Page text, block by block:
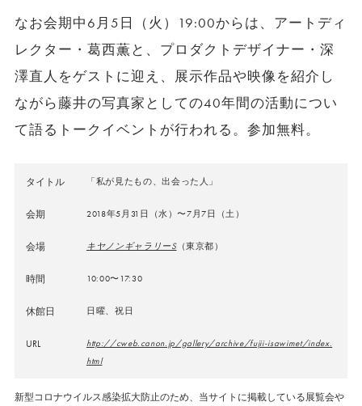
なお会期中6月5日（火）19:00からは、アートディ
レクター・葛西薫と、プロダクトデザイナー・深
澤直人をゲストに迎え、展示作品や映像を紹介し
ながら藤井の写真家としての40年間の活動につい
て語るトークイベントが行われる。参加無料。
タイトル 「私が見たもの、出会った人」
会期 2018年5月31日（水）〜7月7日（土）
会場 キヤノンギャラリーS（東京都）
時間 10:00〜17:30
休館日 日曜、祝日
URL
http://cweb.canon.jp/gallery/archive/fujii-isawimet/index.
html
新型コロナウイルス感染拡大防止のため、当サイトに掲載している展覧会や